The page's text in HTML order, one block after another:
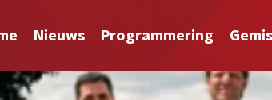
Nieuws Programmering